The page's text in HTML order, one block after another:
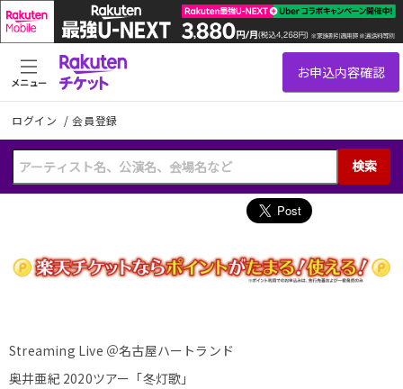
ログイン /会員登録
検索
メニュー
Streaming Live ＠名古屋ハートランド
奥井亜紀 2020ツアー「冬灯歌」